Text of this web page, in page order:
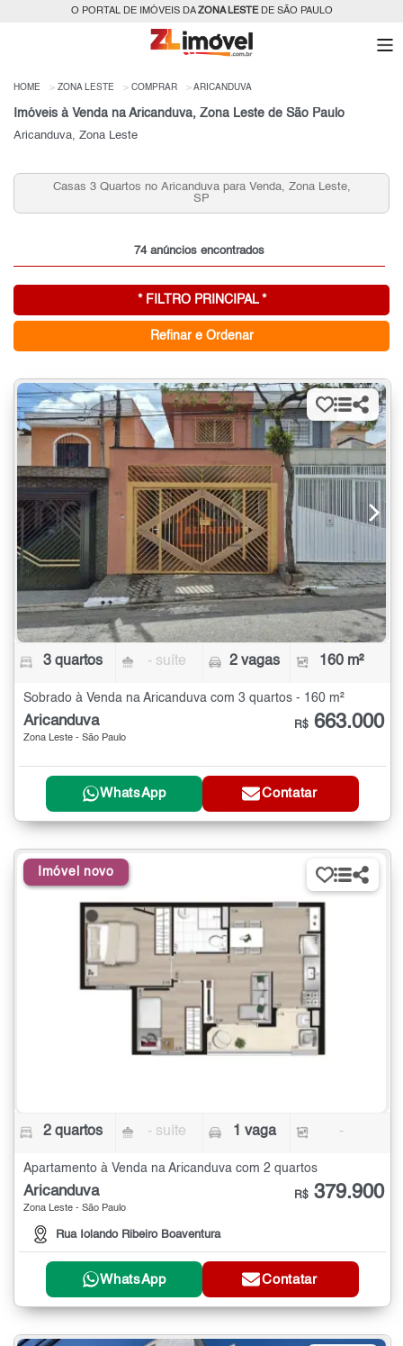
O PORTAL DE IMÓVEIS DAZONA LESTEDE SÃO PAULO
HOME ZONA LESTE COMPRAR ARICANDUVA
Imóveis à Venda na Aricanduva, Zona Leste de São Paulo
Aricanduva, Zona Leste
Apartamentos 2 Quartos Aricanduva para Venda, Zona
Leste, SP
74 anúncios encontrados
* FILTRO PRINCIPAL *
Refinar e Ordenar
3 quartos - suíte 2 vagas 160 m²
Sobrado à Venda na Aricanduva com 3 quartos - 160 m²
Aricanduva
Zona Leste - São Paulo
R$ 663.000
WhatsApp Contatar
Imóvel novo
2 quartos - suíte 1 vaga -
Apartamento à Venda na Aricanduva com 2 quartos
Aricanduva
Zona Leste - São Paulo
Rua Iolando Ribeiro Boaventura
R$ 379.900
WhatsApp Contatar